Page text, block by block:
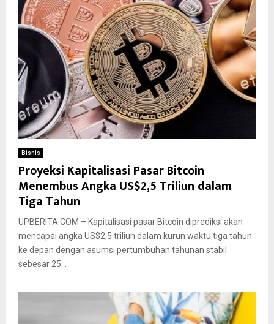
Bisnis
Proyeksi Kapitalisasi Pasar Bitcoin
Menembus Angka US$2,5 Triliun dalam
Tiga Tahun
UPBERITA.COM – Kapitalisasi pasar Bitcoin diprediksi akan
mencapai angka US$2,5 triliun dalam kurun waktu tiga tahun
ke depan dengan asumsi pertumbuhan tahunan stabil
sebesar 25...